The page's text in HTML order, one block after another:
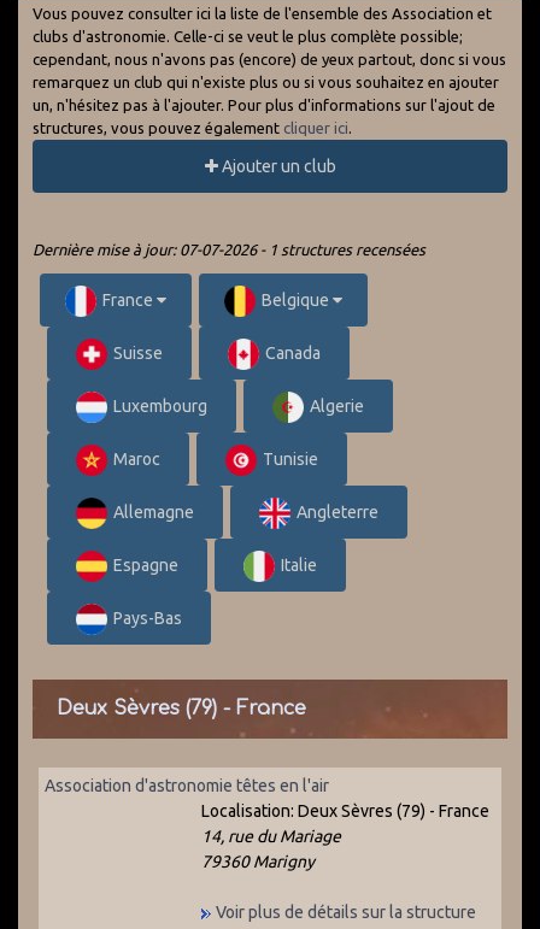
Vous pouvez consulter ici la liste de l'ensemble des Association et
clubs d'astronomie. Celle-ci se veut le plus complète possible;
cependant, nous n'avons pas (encore) de yeux partout, donc si vous
remarquez un club qui n'existe plus ou si vous souhaitez en ajouter
un, n'hésitez pas à l'ajouter. Pour plus d'informations sur l'ajout de
structures, vous pouvez également cliquer ici.
Ajouter un club
Dernière mise à jour: 07-07-2026 - 1 structures recensées
France Belgique
Suisse Canada
Luxembourg Algerie
Maroc Tunisie
Allemagne Angleterre
Espagne Italie
Pays-Bas
Deux Sèvres (79) - France
Association d'astronomie têtes en l'air
Localisation: Deux Sèvres (79) - France
14, rue du Mariage
79360 Marigny
Voir plus de détails sur la structure